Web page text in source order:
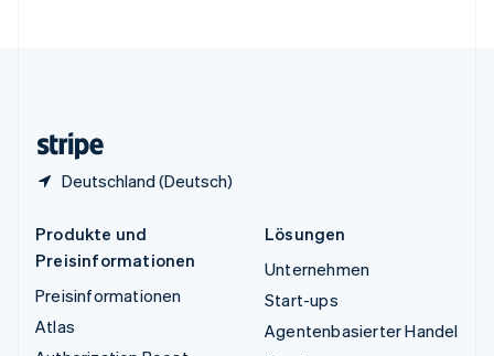
Deutschland (Deutsch)
Produkte und
Preisinformationen
Preisinformationen
Atlas
Lösungen
Unternehmen
Start-ups
Agentenbasierter Handel